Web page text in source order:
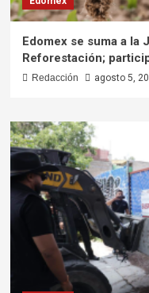
Edomex se suma a la
Reforestación;
Redacción agosto 5,